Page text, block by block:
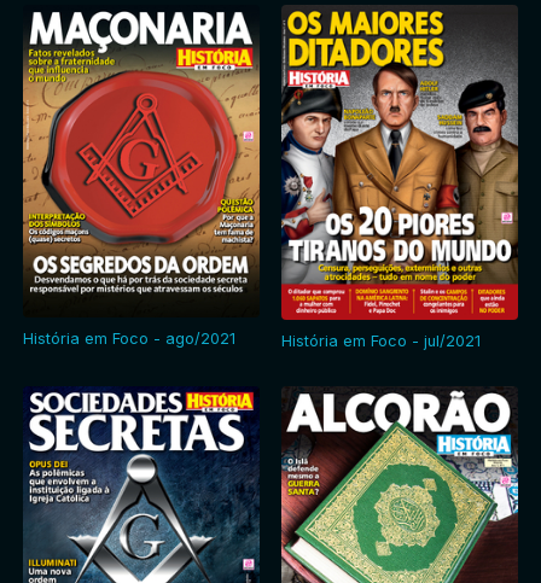
História em Foco - ago/2021 História em Foco - jul/2021